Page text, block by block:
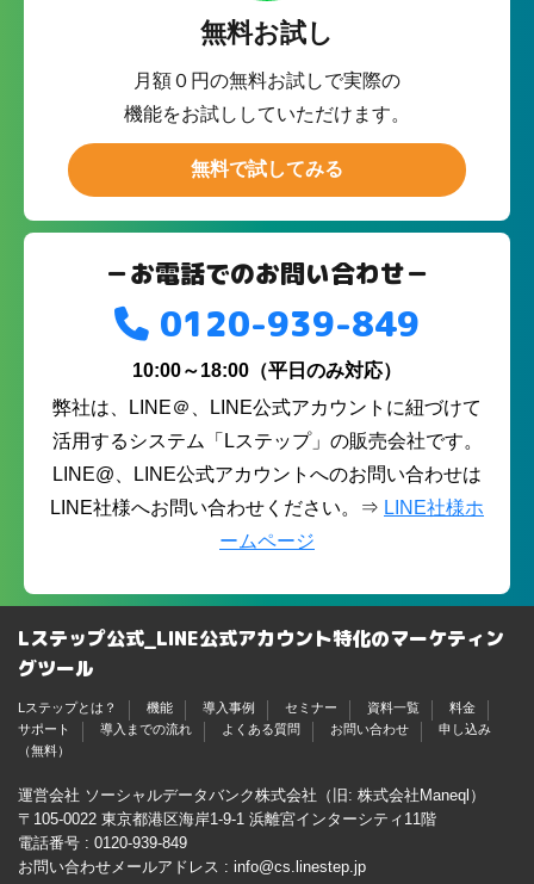
無料お試し
月額０円の無料お試しで実際の
機能をお試ししていただけます。
無料で試してみる
－お電話でのお問い合わせ－
0120-939-849
10:00～18:00（平日のみ対応）
弊社は、LINE＠、LINE公式アカウントに紐づけて
活用するシステム「Lステップ」の販売会社です。
LINE@、LINE公式アカウントへのお問い合わせは
LINE社様へお問い合わせください。⇒ LINE社様ホ
ームページ
Lステップ公式_LINE公式アカウント特化のマーケティン
グツール
Lステップとは？ 機能 導入事例 セミナー 資料一覧
料金
サポート
導入までの流れ よくある質問 お問い合わせ
申し込み
（無料）
運営会社 ソーシャルデータバンク株式会社（旧: 株式会社Maneql）
〒105-0022 東京都港区海岸1-9-1 浜離宮インターシティ11階
電話番号 : 0120-939-849
お問い合わせメールアドレス : info@cs.linestep.jp